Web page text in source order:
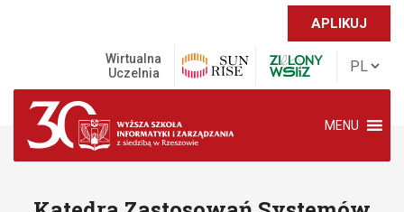
APLIKUJ
Wirtualna
Uczelnia
MENU